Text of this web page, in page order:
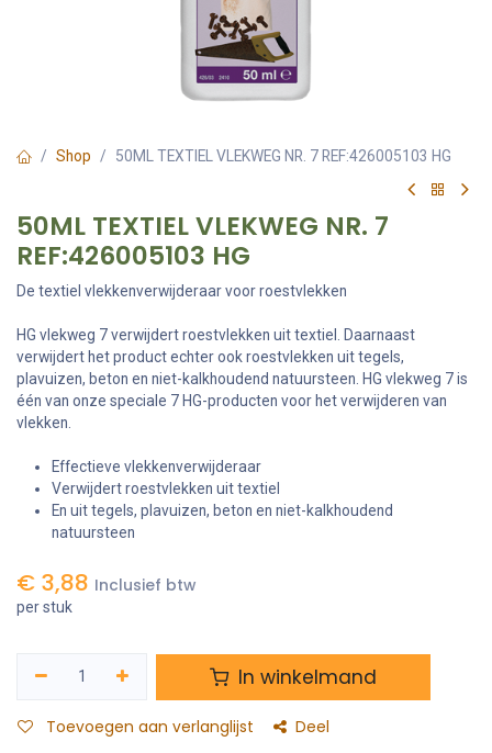
Shop 50ML TEXTIEL VLEKWEG NR. 7 REF:426005103 HG
50ML TEXTIEL VLEKWEG NR. 7
REF:426005103 HG
De textiel vlekkenverwijderaar voor roestvlekken
HG vlekweg 7 verwijdert roestvlekken uit textiel. Daarnaast
verwijdert het product echter ook roestvlekken uit tegels,
plavuizen, beton en niet-kalkhoudend natuursteen. HG vlekweg 7 is
één van onze speciale 7 HG-producten voor het verwijderen van
vlekken.
Effectieve vlekkenverwijderaar
Verwijdert roestvlekken uit textiel
En uit tegels, plavuizen, beton en niet-kalkhoudend
natuursteen
€ 3,88 Inclusief btw
per stuk
In winkelmand
Toevoegen aan verlanglijst Deel